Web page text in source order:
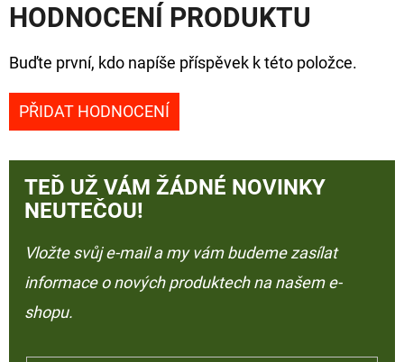
HODNOCENÍ PRODUKTU
Buďte první, kdo napíše příspěvek k této položce.
PŘIDAT HODNOCENÍ
TEĎ UŽ VÁM ŽÁDNÉ NOVINKY
NEUTEČOU!
Vložte svůj e-mail a my vám budeme zasílat
informace o nových produktech na našem e-
shopu.